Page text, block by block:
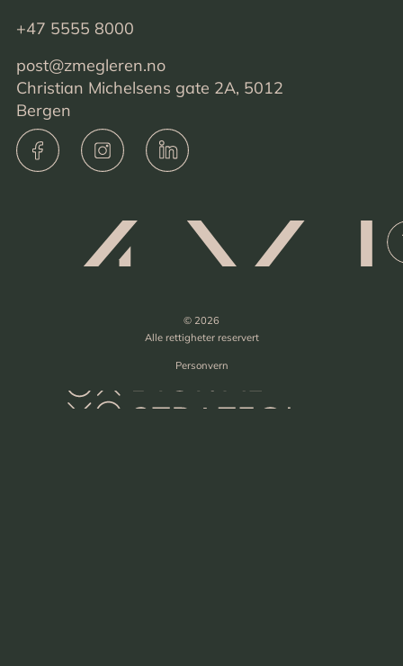
+47 5555 8000
post@zmegleren.no
Christian Michelsens gate 2A, 5012
Bergen
© 2026
Alle rettigheter reservert
Personvern